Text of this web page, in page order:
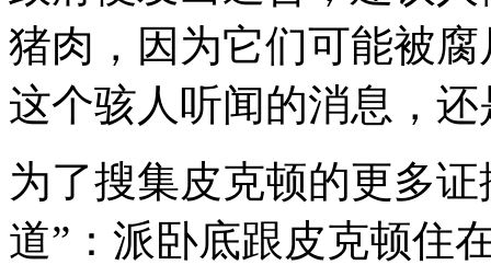
猪肉，因为它们可能被
这个骇人听闻的消息，
为了搜集皮克顿的更多
道”：派卧底跟皮克顿住